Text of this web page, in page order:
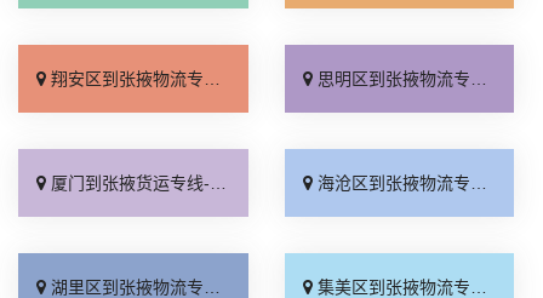
翔安区到张掖物流专线_限时必达「多久时间」 思明区到张掖物流专线_实时反馈「快运直达」
厦门到张掖货运专线-厦门到张掖物流公司_多年经验「运保时效」 海沧区到张掖物流专线_不随意加价「合同承运」
湖里区到张掖物流专线_定点发车「送货上门」 集美区到张掖物流专线_计费标准「市县派送」